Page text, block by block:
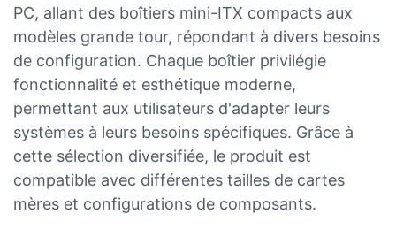
PC, allant des boîtiers mini-ITX compacts aux
modèles grande tour, répondant à divers besoins
de configuration. Chaque boîtier privilégie
fonctionnalité et esthétique moderne,
permettant aux utilisateurs d'adapter leurs
systèmes à leurs besoins spécifiques. Grâce à
cette sélection diversifiée, le produit est
compatible avec différentes tailles de cartes
mères et configurations de composants.